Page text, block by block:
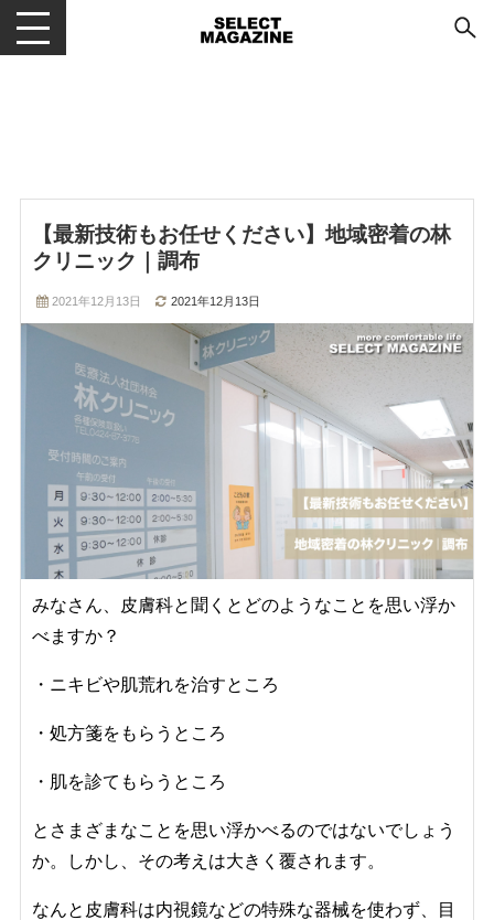
メニューを開閉する
【最新技術もお任せください】地域密着の林
クリニック｜調布
2021年12月13日 2021年12月13日
みなさん、皮膚科と聞くとどのようなことを思い浮か
べますか？
・ニキビや肌荒れを治すところ
・処方箋をもらうところ
・肌を診てもらうところ
とさまざまなことを思い浮かべるのではないでしょう
か。しかし、その考えは大きく覆されます。
なんと皮膚科は内視鏡などの特殊な器械を使わず、目